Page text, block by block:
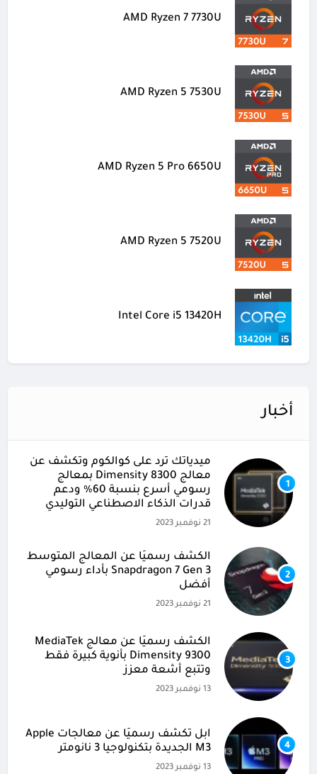
AMD Ryzen 7 7730U
AMD Ryzen 5 7530U
AMD Ryzen 5 Pro 6650U
AMD Ryzen 5 7520U
Intel Core i5 13420H
أخبار
1
ميدياتك ترد على كوالكوم وتكشف عن
معالج Dimensity 8300 بمعالج
رسومي أسرع بنسبة 60% ودعم
قدرات الذكاء الاصطناعي التوليدي
21 نوفمبر 2023
2
الكشف رسميًا عن المعالج المتوسط
Snapdragon 7 Gen 3 بأداء رسومي
أفضل
21 نوفمبر 2023
3
الكشف رسميًا عن معالج MediaTek
Dimensity 9300 بأنوية كبيرة فقط
وتتبع أشعة معزز
13 نوفمبر 2023
4
آبل تكشف رسميًا عن معالجات Apple
M3 الجديدة بتكنولوجيا 3 نانومتر
13 نوفمبر 2023